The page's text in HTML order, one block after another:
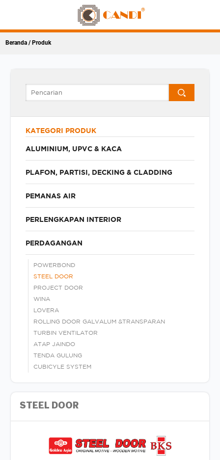
Beranda / Produk
KATEGORI PRODUK
ALUMINIUM, UPVC & KACA
PLAFON, PARTISI, DECKING & CLADDING
PEMANAS AIR
PERLENGKAPAN INTERIOR
PERDAGANGAN
POWERBOND
STEEL DOOR
PROJECT DOOR
WINA
LOVERA
ROLLING DOOR GALVALUM &TRANSPARAN
TURBIN VENTILATOR
ATAP JAINDO
TENDA GULUNG
CUBICYLE SYSTEM
STEEL DOOR